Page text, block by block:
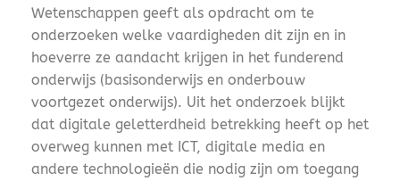
Wetenschappen geeft als opdracht om te
onderzoeken welke vaardigheden dit zijn en in
hoeverre ze aandacht krijgen in het funderend
onderwijs (basisonderwijs en onderbouw
voortgezet onderwijs). Uit het onderzoek blijkt
dat digitale geletterdheid betrekking heeft op het
overweg kunnen met ICT, digitale media en
andere technologieën die nodig zijn om toegang